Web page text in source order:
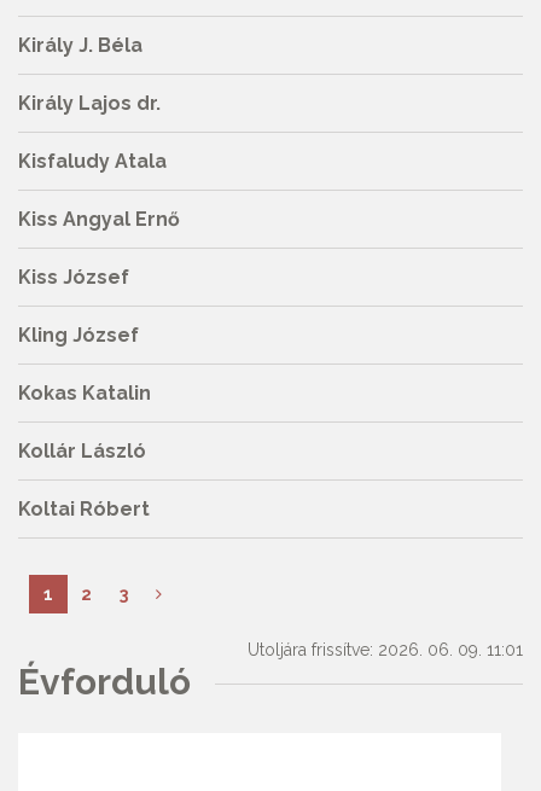
Király J. Béla
Király Lajos dr.
Kisfaludy Atala
Kiss Angyal Ernő
Kiss József
Kling József
Kokas Katalin
Kollár László
Koltai Róbert
1 2 3
Utoljára frissítve: 2026. 06. 09. 11:01
Évforduló